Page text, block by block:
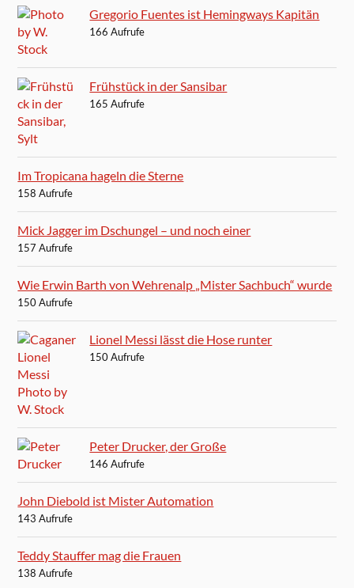
Gregorio Fuentes ist Hemingways Kapitän
166 Aufrufe
Frühstück in der Sansibar
165 Aufrufe
Im Tropicana hageln die Sterne
158 Aufrufe
Mick Jagger im Dschungel – und noch einer
157 Aufrufe
Wie Erwin Barth von Wehrenalp „Mister Sachbuch“ wurde
150 Aufrufe
Lionel Messi lässt die Hose runter
150 Aufrufe
Peter Drucker, der Große
146 Aufrufe
John Diebold ist Mister Automation
143 Aufrufe
Teddy Stauffer mag die Frauen
138 Aufrufe